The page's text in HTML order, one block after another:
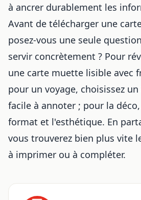
à ancrer durablement les
Avant de télécharger une
posez-vous une seule
servir concrètement ? Pour
une carte muette lisible avec
pour un voyage, choisissez
facile à annoter ; pour la
format et l'esthétique. En
vous trouverez bien plus vite
à imprimer ou à compléter.